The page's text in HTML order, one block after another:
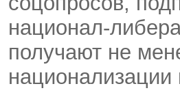
национал-
получают не
национализации